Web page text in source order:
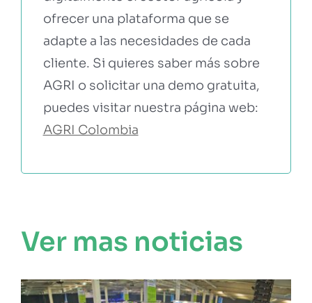
ofrecer una plataforma que se
adapte a las necesidades de cada
cliente. Si quieres saber más sobre
AGRI o solicitar una demo gratuita,
puedes visitar nuestra página web:
AGRI Colombia
Ver mas noticias